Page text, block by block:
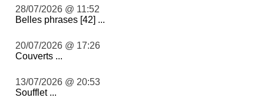
28/07/2026 @ 11:52
Belles phrases [42] ...
20/07/2026 @ 17:26
Couverts ...
13/07/2026 @ 20:53
Soufflet ...